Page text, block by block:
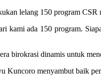
lelang 150 program
kami ada 150 program.
birokrasi dinamis untuk
Kuncoro menyambut baik